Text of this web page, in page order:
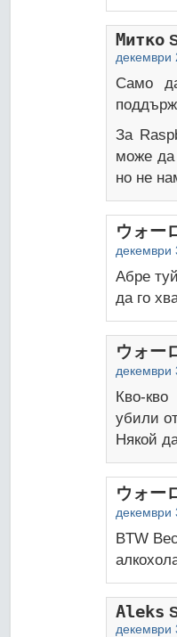
Митко
декември
Само
За
може да
но не
ウォー
декември
Абре
да го
ウォー
декември
Кво-
убили
Някой
ウォー
декември
BTW
Aleks
декември